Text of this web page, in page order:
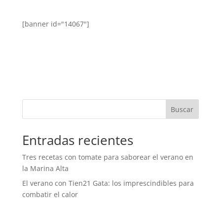
[banner id="14067"]
Buscar
Entradas recientes
Tres recetas con tomate para saborear el verano en
la Marina Alta
El verano con Tien21 Gata: los imprescindibles para
combatir el calor